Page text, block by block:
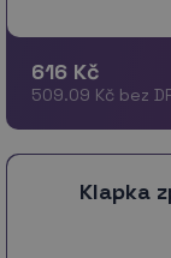
616 Kč
509.09 Kč bez
Klapka